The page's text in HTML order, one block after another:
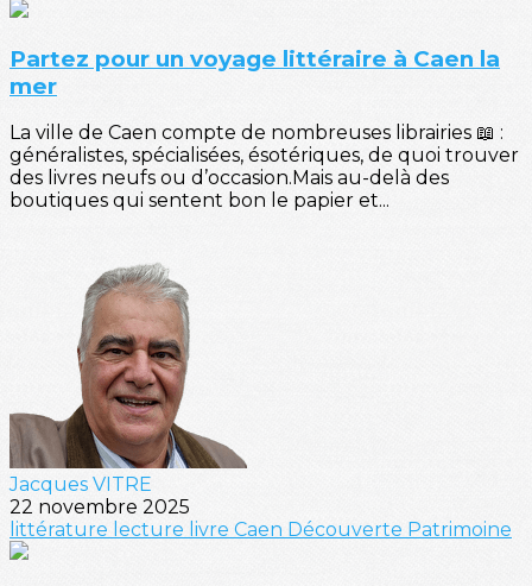
Partez pour un voyage littéraire à Caen la
mer
La ville de Caen compte de nombreuses librairies 📖 :
généralistes, spécialisées, ésotériques, de quoi trouver
des livres neufs ou d’occasion.Mais au-delà des
boutiques qui sentent bon le papier et...
Jacques VITRE
22 novembre 2025
littérature lecture livre Caen Découverte Patrimoine